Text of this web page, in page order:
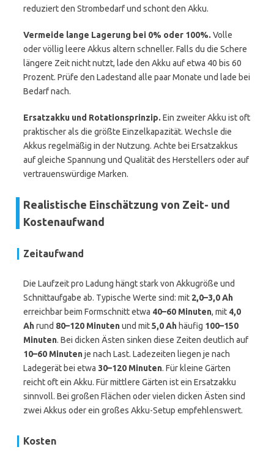
reduziert den Strombedarf und schont den Akku.
Vermeide lange Lagerung bei 0% oder 100%. Volle
oder völlig leere Akkus altern schneller. Falls du die Schere
längere Zeit nicht nutzt, lade den Akku auf etwa 40 bis 60
Prozent. Prüfe den Ladestand alle paar Monate und lade bei
Bedarf nach.
Ersatzakku und Rotationsprinzip. Ein zweiter Akku ist oft
praktischer als die größte Einzelkapazität. Wechsle die
Akkus regelmäßig in der Nutzung. Achte bei Ersatzakkus
auf gleiche Spannung und Qualität des Herstellers oder auf
vertrauenswürdige Marken.
Realistische Einschätzung von Zeit- und
Kostenaufwand
Zeitaufwand
Die Laufzeit pro Ladung hängt stark von Akkugröße und
Schnittaufgabe ab. Typische Werte sind: mit 2,0–3,0 Ah
erreichbar beim Formschnitt etwa 40–60 Minuten, mit 4,0
Ahrund 80–120 Minutenund mit5,0 Ah häufig 100–150
Minuten. Bei dicken Ästen sinken diese Zeiten deutlich auf
10–60 Minutenje nach Last. Ladezeiten liegen je nach
Ladegerät bei etwa 30–120 Minuten. Für kleine Gärten
reicht oft ein Akku. Für mittlere Gärten ist ein Ersatzakku
sinnvoll. Bei großen Flächen oder vielen dicken Ästen sind
zwei Akkus oder ein großes Akku-Setup empfehlenswert.
Kosten